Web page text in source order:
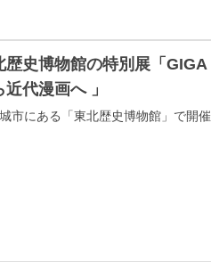
歴史博物館の特別展「
近代漫画へ 」
市にある「東北歴史博物館」で開